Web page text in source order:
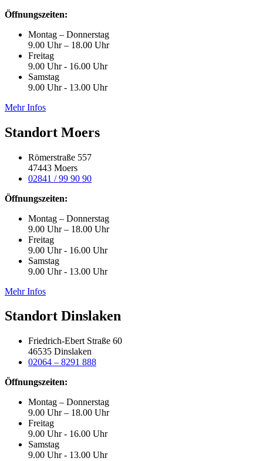
Öffnungszeiten:
Montag – Donnerstag
9.00 Uhr – 18.00 Uhr
Freitag
9.00 Uhr - 16.00 Uhr
Samstag
9.00 Uhr - 13.00 Uhr
Mehr Infos
Standort Moers
Römerstraße 557
47443 Moers
02841 / 99 90 90
Öffnungszeiten:
Montag – Donnerstag
9.00 Uhr – 18.00 Uhr
Freitag
9.00 Uhr - 16.00 Uhr
Samstag
9.00 Uhr - 13.00 Uhr
Mehr Infos
Standort Dinslaken
Friedrich-Ebert Straße 60
46535 Dinslaken
02064 – 8291 888
Öffnungszeiten:
Montag – Donnerstag
9.00 Uhr – 18.00 Uhr
Freitag
9.00 Uhr - 16.00 Uhr
Samstag
9.00 Uhr - 13.00 Uhr